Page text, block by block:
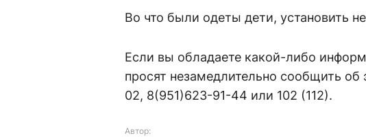
Во что были одеты дети, установить
Если вы обладаете какой-либо
просят незамедлительно сообщить
02, 8(951)623-91-44 или 102 (112).
Автор: